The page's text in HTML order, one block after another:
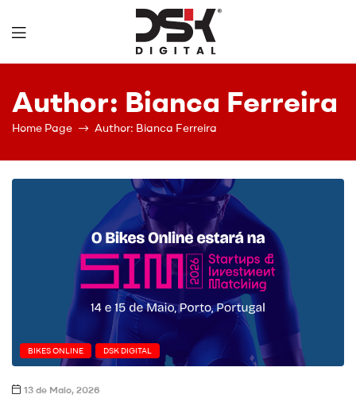
DSK
Digital
Author: Bianca Ferreira
Home Page Author: Bianca Ferreira
BIKES ONLINE DSK DIGITAL
13 de Maio, 2026